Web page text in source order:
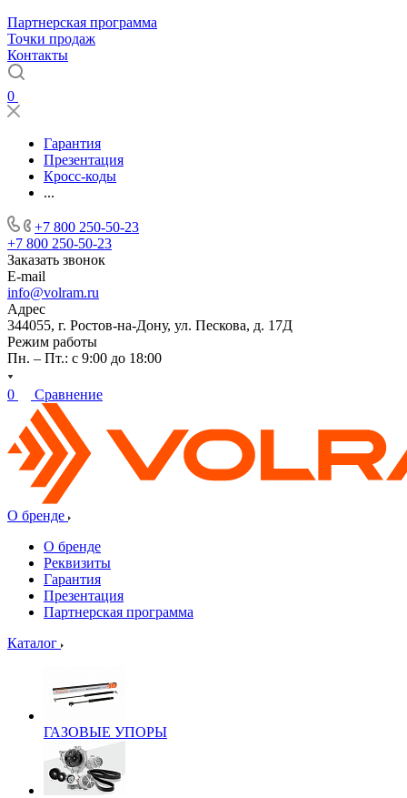
Партнерская программа
Точки продаж
Контакты
0
Гарантия
Презентация
Кросс-коды
...
+7 800 250-50-23
+7 800 250-50-23
Заказать звонок
E-mail
info@volram.ru
Адрес
344055, г. Ростов-на-Дону, ул. Пескова, д. 17Д
Режим работы
Пн. – Пт.: с 9:00 до 18:00
0 Сравнение
О бренде
О бренде
Реквизиты
Гарантия
Презентация
Партнерская программа
Каталог
ГАЗОВЫЕ УПОРЫ